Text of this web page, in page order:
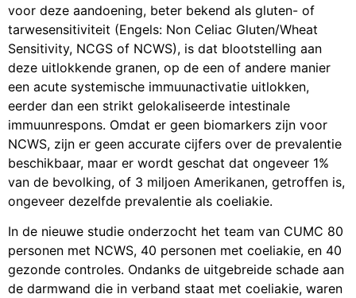
voor deze aandoening, beter bekend als gluten- of
tarwesensitiviteit (Engels: Non Celiac Gluten/Wheat
Sensitivity, NCGS of NCWS), is dat blootstelling aan
deze uitlokkende granen, op de een of andere manier
een acute systemische immuunactivatie uitlokken,
eerder dan een strikt gelokaliseerde intestinale
immuunrespons. Omdat er geen biomarkers zijn voor
NCWS, zijn er geen accurate cijfers over de prevalentie
beschikbaar, maar er wordt geschat dat ongeveer 1%
van de bevolking, of 3 miljoen Amerikanen, getroffen is,
ongeveer dezelfde prevalentie als coeliakie.
In de nieuwe studie onderzocht het team van CUMC 80
personen met NCWS, 40 personen met coeliakie, en 40
gezonde controles. Ondanks de uitgebreide schade aan
de darmwand die in verband staat met coeliakie, waren